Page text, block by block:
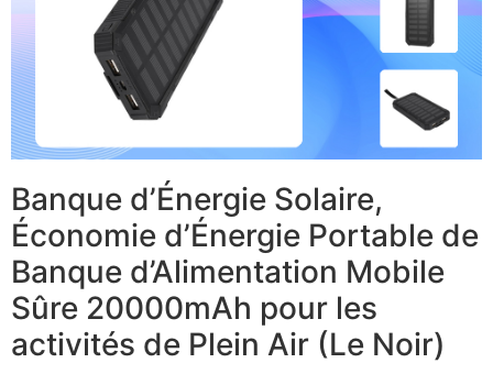
Banque d’Énergie Solaire,
Économie d’Énergie Portable de
Banque d’Alimentation Mobile
Sûre 20000mAh pour les
activités de Plein Air (Le Noir)